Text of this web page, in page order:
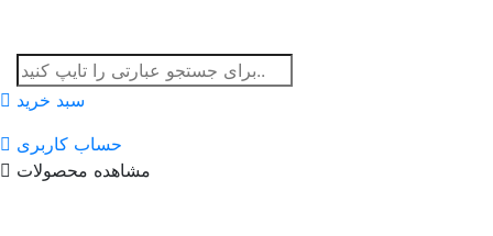
سبد خرید
حساب کاربری
مشاهده محصولات